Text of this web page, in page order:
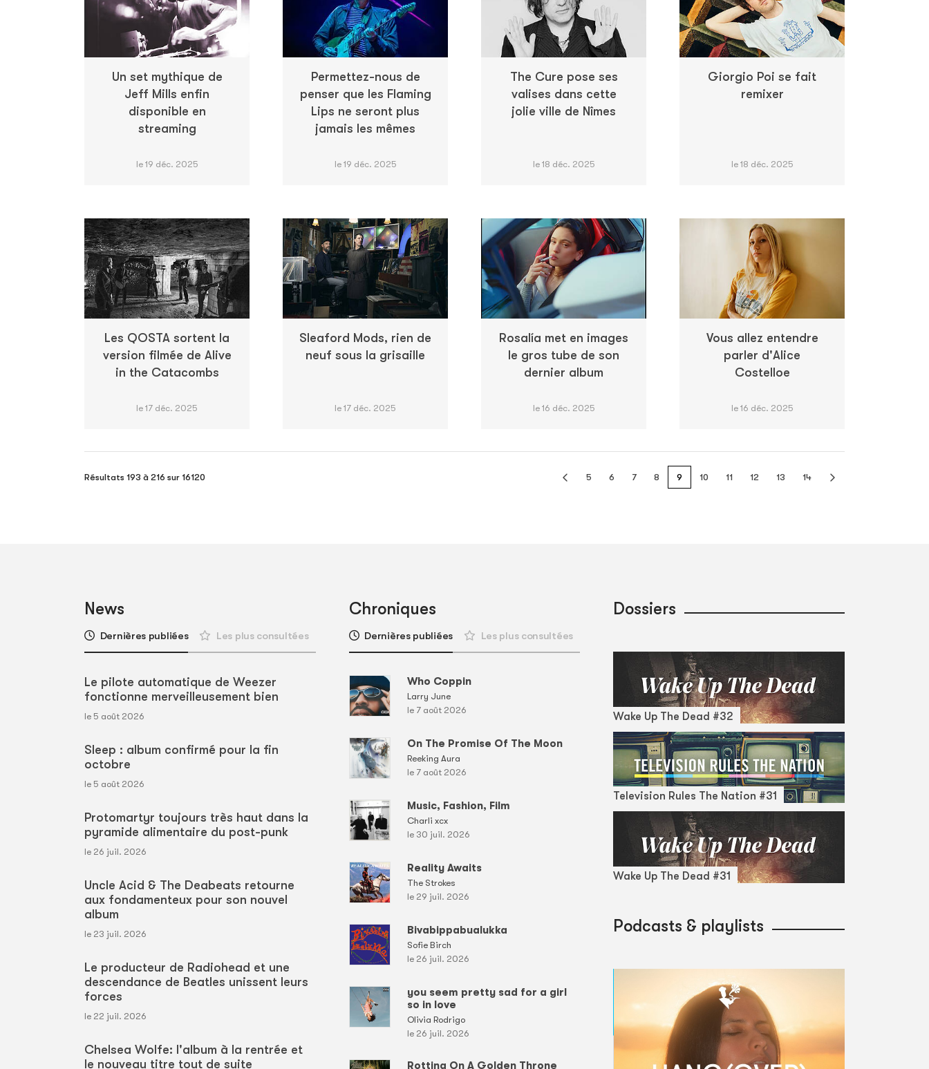
Un set mythique de
Jeff Mills enfin
disponible en
streaming
le 19 déc. 2025
Permettez-nous de
penser que les Flaming
Lips ne seront plus
jamais les mêmes
le 19 déc. 2025
The Cure pose ses
valises dans cette
jolie ville de Nîmes
le 18 déc. 2025
Giorgio Poi se fait
remixer
le 18 déc. 2025
Les QOSTA sortent la
version filmée de Alive
in the Catacombs
le 17 déc. 2025
Sleaford Mods, rien de
neuf sous la grisaille
le 17 déc. 2025
Rosalía met en images
le gros tube de son
dernier album
le 16 déc. 2025
Vous allez entendre
parler d'Alice
Costelloe
le 16 déc. 2025
Résultats 193 à 216 sur 16120 5 6 7 8 9 10 11 12 13 14
News
Dernières publiées Les plus consultées
Le pilote automatique de Weezer
fonctionne merveilleusement bien
le 5 août 2026
Sleep : album confirmé pour la fin
octobre
le 5 août 2026
Protomartyr toujours très haut dans la
pyramide alimentaire du post-punk
le 26 juil. 2026
Uncle Acid & The Deabeats retourne
aux fondamenteux pour son nouvel
album
le 23 juil. 2026
Le producteur de Radiohead et une
descendance de Beatles unissent leurs
forces
le 22 juil. 2026
Chelsea Wolfe: l'album à la rentrée et
le nouveau titre tout de suite
Chroniques
Dernières publiées Les plus consultées
Who Coppin
Larry June
le 7 août 2026
On The Promise Of The Moon
Reeking Aura
le 7 août 2026
Music, Fashion, Film
Charli xcx
le 30 juil. 2026
Reality Awaits
The Strokes
le 29 juil. 2026
Bivabippabualukka
Sofie Birch
le 26 juil. 2026
you seem pretty sad for a girl
so in love
Olivia Rodrigo
le 26 juil. 2026
Rotting On A Golden Throne
Dossiers
Wake Up The Dead #32
Television Rules The Nation #31
Wake Up The Dead #31
Podcasts & playlists